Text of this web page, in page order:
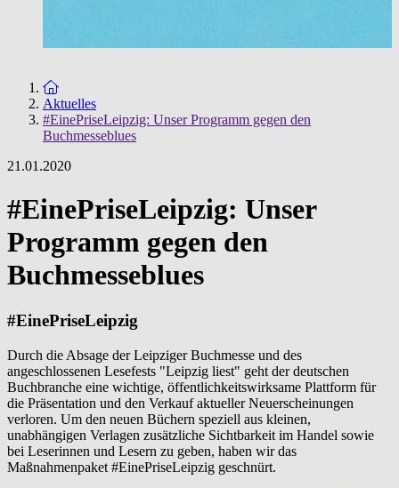
Zur Startseite
Aktuelles
#EinePriseLeipzig: Unser Programm gegen den
Buchmesseblues
21.01.2020
#EinePriseLeipzig: Unser
Programm gegen den
Buchmesseblues
#EinePriseLeipzig
Durch die Absage der Leipziger Buchmesse und des
angeschlossenen Lesefests "Leipzig liest" geht der deutschen
Buchbranche eine wichtige, öffentlichkeitswirksame Plattform für
die Präsentation und den Verkauf aktueller Neuerscheinungen
verloren. Um den neuen Büchern speziell aus kleinen,
unabhängigen Verlagen zusätzliche Sichtbarkeit im Handel sowie
bei Leserinnen und Lesern zu geben, haben wir das
Maßnahmenpaket #EinePriseLeipzig geschnürt.